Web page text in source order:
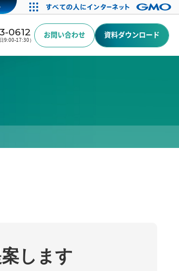
0612
9:00-17:30）
お問い合わせ 資料ダウンロード
します